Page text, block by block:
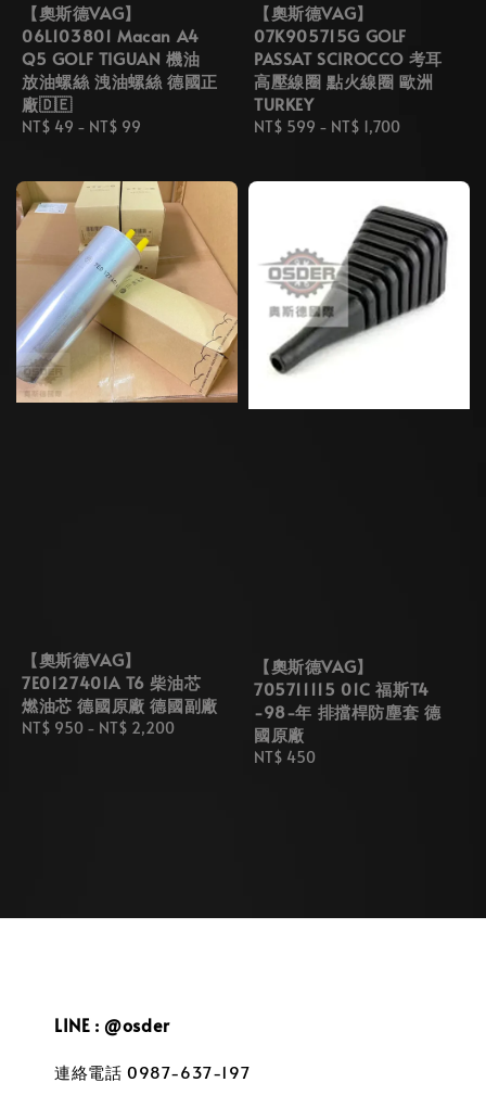
【奧斯德VAG】
06L103801 Macan A4
Q5 GOLF TIGUAN 機油
放油螺絲 洩油螺絲 德國正
廠🇩🇪
Regular
NT$ 49 - NT$ 99
【奧斯德VAG】
07K905715G GOLF
PASSAT SCIROCCO 考耳
高壓線圈 點火線圈 歐洲
TURKEY
Regular
NT$ 599 - NT$ 1,700
【奧斯德VAG】
7E0127401A T6 柴油芯
燃油芯 德國原廠 德國副廠
Regular
NT$ 950 - NT$ 2,200
【奧斯德VAG】
705711115 01C 福斯T4
-98-年 排擋桿防塵套 德
國原廠
Regular
NT$ 450
LINE : @osder
連絡電話 0987-637-197